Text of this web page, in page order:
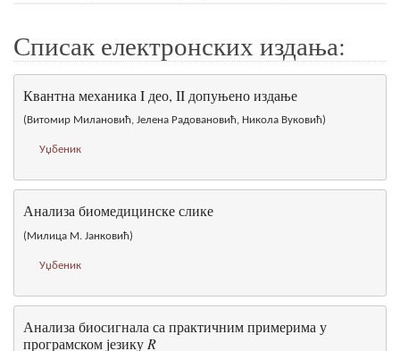
Списак електронских издања:
Квантна механика I део, II допуњено издање
(Витомир Милановић, Јелена Радовановић, Никола Вуковић)
Уџбеник
Анализа биомедицинске слике
(Милица М. Јанковић)
Уџбеник
Анализа биосигнала са практичним примерима у
програмском језику R